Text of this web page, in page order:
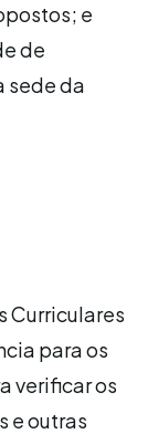
e
de
sede da
Curriculares
para os
verificar os
e outras